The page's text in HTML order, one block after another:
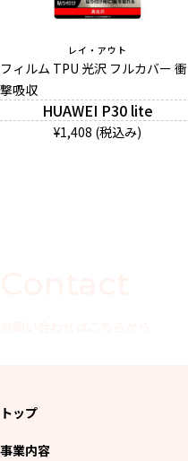
レイ・アウト
フィルム TPU 光沢 フルカバー 衝
撃吸収
HUAWEI P30 lite
¥1,408 (税込み)
トップ
事業内容